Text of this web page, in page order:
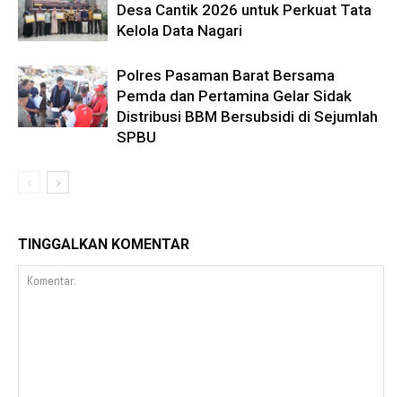
Desa Cantik 2026 untuk Perkuat Tata
Kelola Data Nagari
Polres Pasaman Barat Bersama
Pemda dan Pertamina Gelar Sidak
Distribusi BBM Bersubsidi di Sejumlah
SPBU
TINGGALKAN KOMENTAR